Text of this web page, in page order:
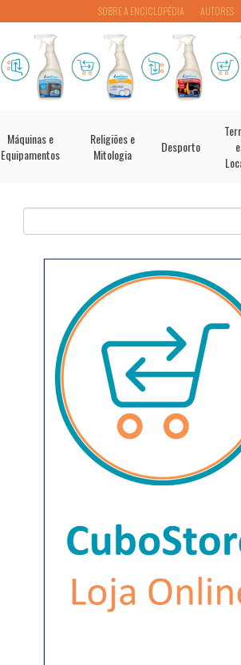
SOBRE A ENCICLOPÉDIA AUTORES
Máquinas e
Equipamentos
Religiões e
Mitologia
Desporto
e